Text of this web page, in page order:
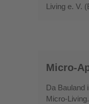
Living e. V.
Apartment
K33:
Wohnen
Micro-
Da Bauland
Micro-